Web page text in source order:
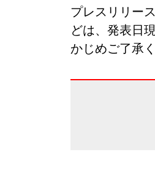
プレスリリー
どは、発表日
かじめご了承